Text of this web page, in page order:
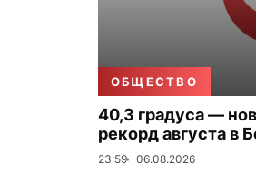
ОБЩЕСТВО
40,3 градуса —
рекорд августа в
23:59 06.08.2026